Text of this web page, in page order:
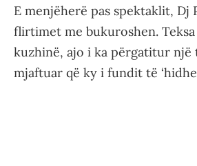
E menjëherë pas spektaklit, Dj
flirtimet me bukuroshen.
kuzhinë, ajo i ka përgatitur një
mjaftuar që ky i fundit të